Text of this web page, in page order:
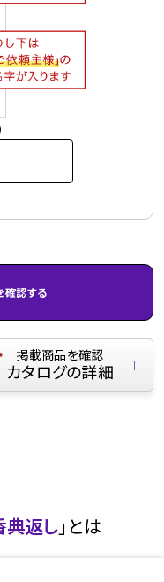
確認する
掲載商品を確認
カタログの詳細
典返し」とは